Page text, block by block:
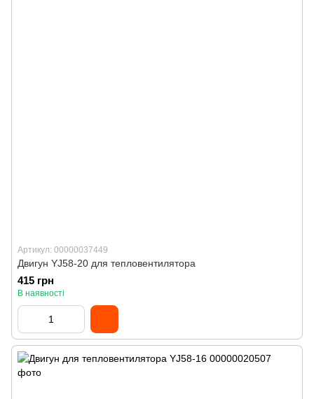
Артикул: 00000037449
Двигун YJ58-20 для тепловентилятора
415 грн
В наявності